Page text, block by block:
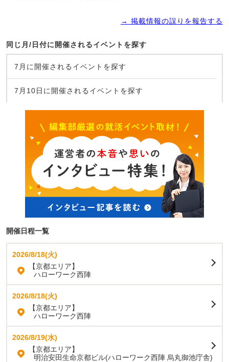
→ 掲載情報の誤りを報告する
同じ月/日付に開催されるイベントを探す
7月に開催されるイベントを探す
7月10日に開催されるイベントを探す
開催日程一覧
2026/8/18(火)
【京都エリア】
ハローワーク西陣
2026/8/18(火)
【京都エリア】
ハローワーク西陣
2026/8/19(水)
【京都エリア】
明治安田生命京都ビル(ハローワーク西陣 烏丸御池庁舎)